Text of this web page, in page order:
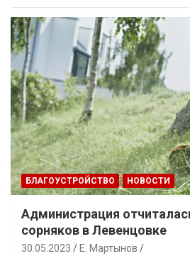
БЛАГОУСТРОЙСТВО НОВОСТИ
Администрация
сорняков в Левенцовке
30.05.2023 Е. Мартынов